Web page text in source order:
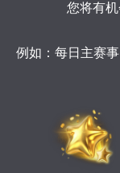
您将有
例如：每日主赛